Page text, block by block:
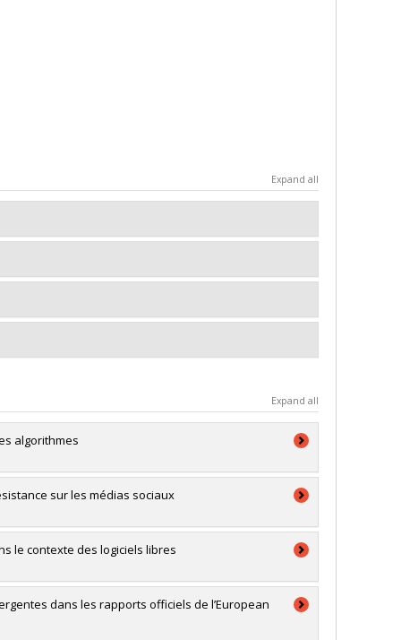
Expand all
Expand all
algorithmes
sur les médias sociaux
le contexte des logiciels libres
dans les rapports officiels de l’European